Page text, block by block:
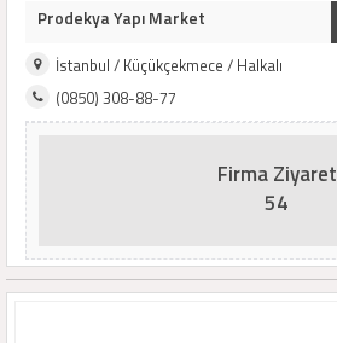
Prodekya Yapı Market
İstanbul / Küçükçekmece / Halkalı
(0850) 308-88-77
Firma Ziyaret
54